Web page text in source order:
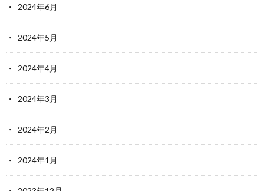
2024年6月
2024年5月
2024年4月
2024年3月
2024年2月
2024年1月